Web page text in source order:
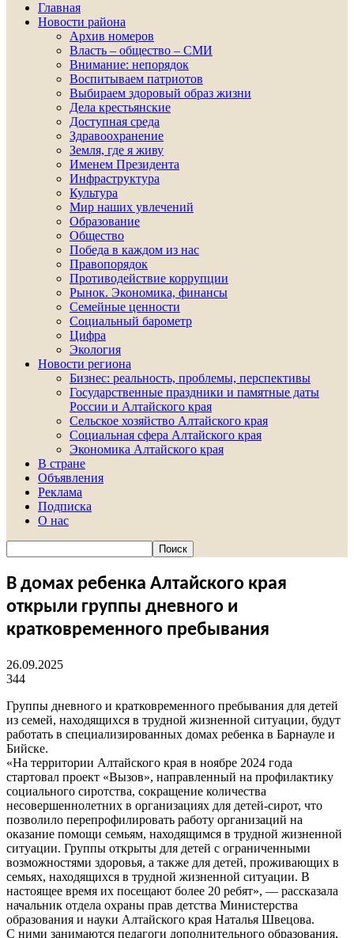
Главная
Новости района
Архив номеров
Власть – общество – СМИ
Внимание: непорядок
Воспитываем патриотов
Выбираем здоровый образ жизни
Дела крестьянские
Доступная среда
Здравоохранение
Земля, где я живу
Именем Президента
Инфраструктура
Культура
Мир наших увлечений
Образование
Общество
Победа в каждом из нас
Правопорядок
Противодействие коррупции
Рынок. Экономика, финансы
Семейные ценности
Социальный барометр
Цифра
Экология
Новости региона
Бизнес: реальность, проблемы, перспективы
Государственные праздники и памятные даты
России и Алтайского края
Сельское хозяйство Алтайского края
Социальная сфера Алтайского края
Экономика Алтайского края
В стране
Объявления
Реклама
Подписка
О нас
В домах ребенка Алтайского края
открыли группы дневного и
кратковременного пребывания
26.09.2025
344
Группы дневного и кратковременного пребывания для детей
из семей, находящихся в трудной жизненной ситуации, будут
работать в специализированных домах ребенка в Барнауле и
Бийске.
«На территории Алтайского края в ноябре 2024 года
стартовал проект «Вызов», направленный на профилактику
социального сиротства, сокращение количества
несовершеннолетних в организациях для детей-сирот, что
позволило перепрофилировать работу организаций на
оказание помощи семьям, находящимся в трудной жизненной
ситуации. Группы открыты для детей с ограниченными
возможностями здоровья, а также для детей, проживающих в
семьях, находящихся в трудной жизненной ситуации. В
настоящее время их посещают более 20 ребят», — рассказала
начальник отдела охраны прав детства Министерства
образования и науки Алтайского края Наталья Швецова.
С ними занимаются педагоги дополнительного образования,